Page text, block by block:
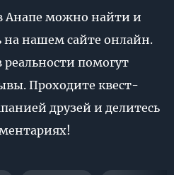
Анапе можно найти и
на нашем сайте онлайн.
реальности помогут
Проходите квест-
друзей и делитесь